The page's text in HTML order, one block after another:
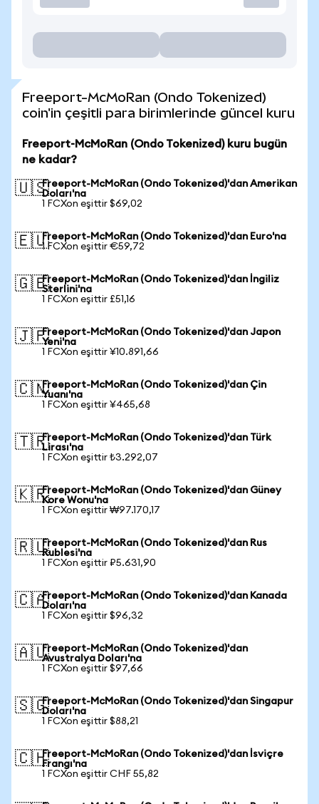
Freeport-McMoRan (Ondo Tokenized)
coin'in çeşitli para birimlerinde güncel kuru
Freeport-McMoRan (Ondo Tokenized) kuru bugün
ne kadar?
🇺🇸Freeport-McMoRan (Ondo Tokenized)'dan Amerikan
Doları'na
1 FCXon eşittir $69,02
🇪🇺Freeport-McMoRan (Ondo Tokenized)'dan Euro'na
1 FCXon eşittir €59,72
🇬🇧Freeport-McMoRan (Ondo Tokenized)'dan İngiliz
Sterlini'na
1 FCXon eşittir £51,16
🇯🇵Freeport-McMoRan (Ondo Tokenized)'dan Japon
Yeni'na
1 FCXon eşittir ¥10.891,66
🇨🇳Freeport-McMoRan (Ondo Tokenized)'dan Çin
Yuanı'na
1 FCXon eşittir ¥465,68
🇹🇷Freeport-McMoRan (Ondo Tokenized)'dan Türk
Lirası'na
1 FCXon eşittir ₺3.292,07
🇰🇷Freeport-McMoRan (Ondo Tokenized)'dan Güney
Kore Wonu'na
1 FCXon eşittir ₩97.170,17
🇷🇺Freeport-McMoRan (Ondo Tokenized)'dan Rus
Rublesi'na
1 FCXon eşittir ₽5.631,90
🇨🇦Freeport-McMoRan (Ondo Tokenized)'dan Kanada
Doları'na
1 FCXon eşittir $96,32
🇦🇺Freeport-McMoRan (Ondo Tokenized)'dan
Avustralya Doları'na
1 FCXon eşittir $97,66
🇸🇬Freeport-McMoRan (Ondo Tokenized)'dan Singapur
Doları'na
1 FCXon eşittir $88,21
🇨🇭Freeport-McMoRan (Ondo Tokenized)'dan İsviçre
Frangı'na
1 FCXon eşittir CHF 55,82